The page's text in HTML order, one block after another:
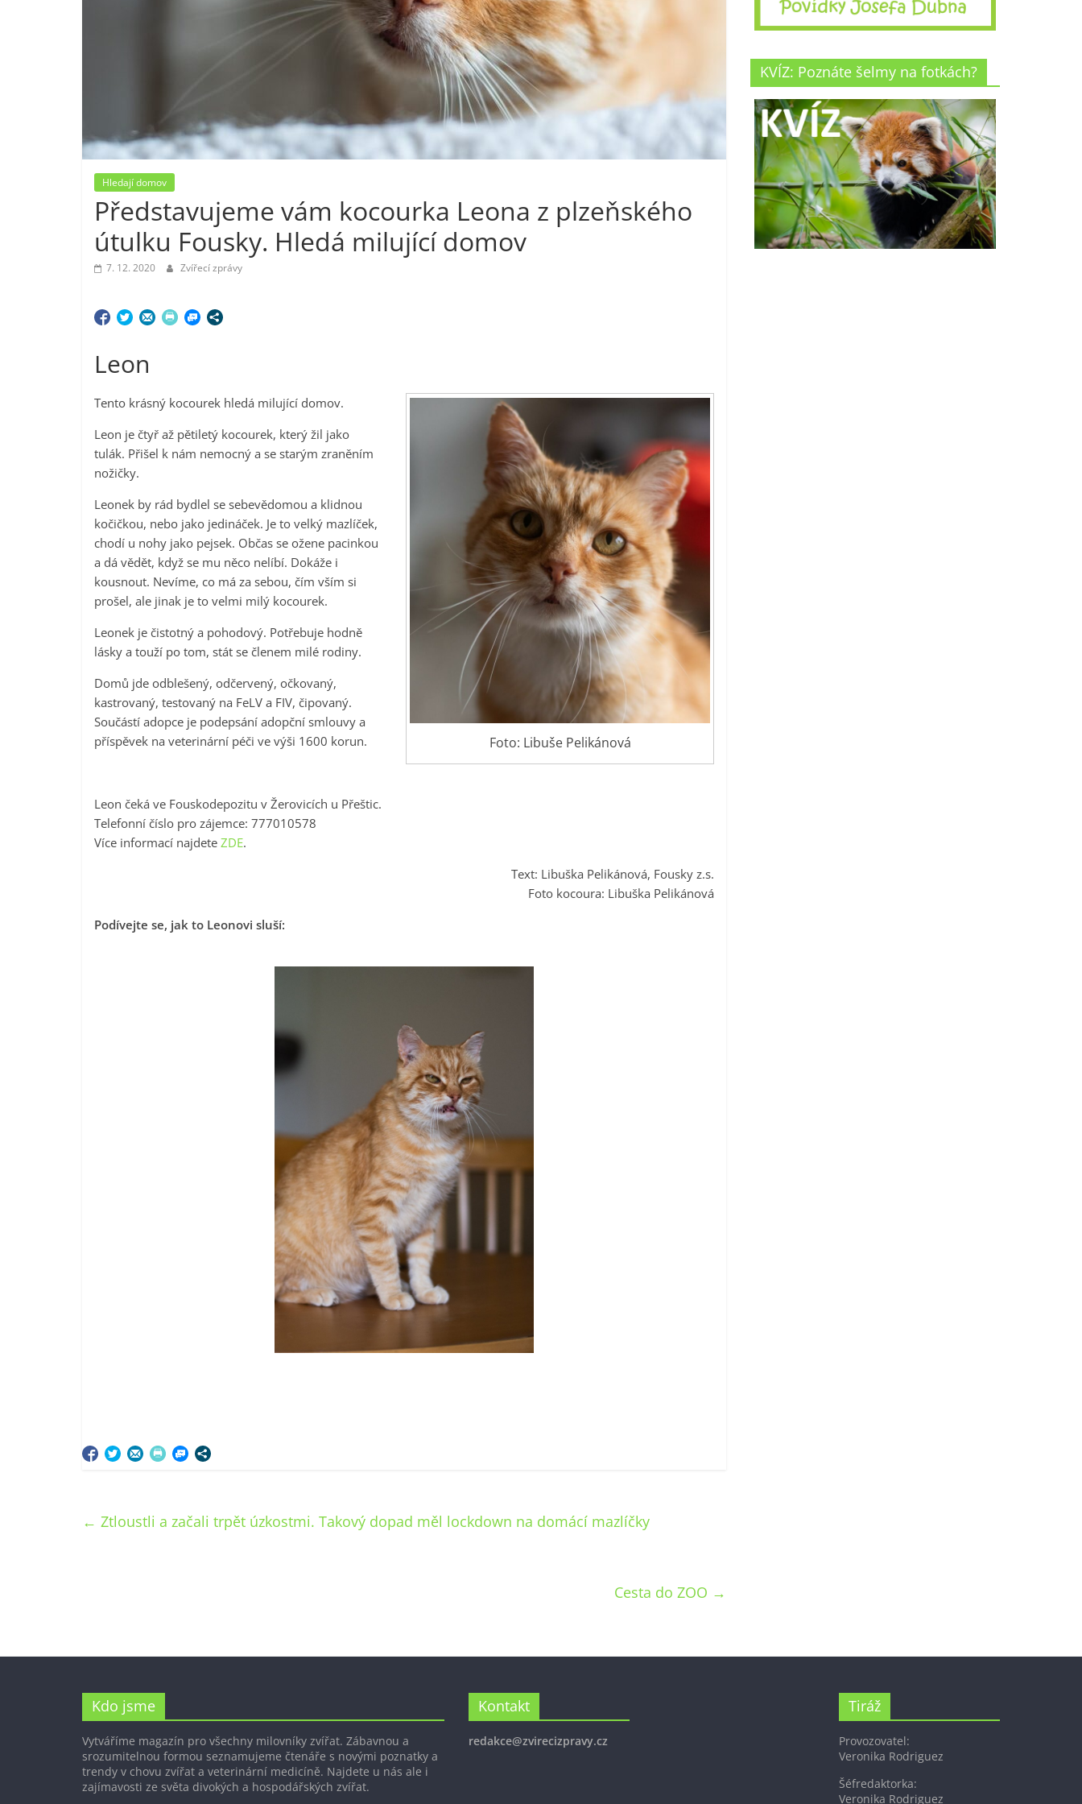
Hledají domov
Představujeme vám kocourka Leona z plzeňského
útulku Fousky. Hledá milující domov
7. 12. 2020 Zvířecí zprávy
Leon
Foto: Libuše Pelikánová
Tento krásný kocourek hledá milující domov.
Leon je čtyř až pětiletý kocourek, který žil jako
tulák. Přišel k nám nemocný a se starým zraněním
nožičky.
Leonek by rád bydlel se sebevědomou a klidnou
kočičkou, nebo jako jedináček. Je to velký mazlíček,
chodí u nohy jako pejsek. Občas se ožene pacinkou
a dá vědět, když se mu něco nelíbí. Dokáže i
kousnout. Nevíme, co má za sebou, čím vším si
prošel, ale jinak je to velmi milý kocourek.
Leonek je čistotný a pohodový. Potřebuje hodně
lásky a touží po tom, stát se členem milé rodiny.
Domů jde odblešený, odčervený, očkovaný,
kastrovaný, testovaný na FeLV a FIV, čipovaný.
Součástí adopce je podepsání adopční smlouvy a
příspěvek na veterinární péči ve výši 1600 korun.
Leon čeká ve Fouskodepozitu v Žerovicích u Přeštic.
Telefonní číslo pro zájemce: 777010578
Více informací najdete ZDE.
Text: Libuška Pelikánová, Fousky z.s.
Foto kocoura: Libuška Pelikánová
Podívejte se, jak to Leonovi sluší:
← Ztloustli a začali trpět úzkostmi. Takový dopad měl lockdown na domácí mazlíčky
Cesta do ZOO →
KVÍZ: Poznáte šelmy na fotkách?
Kdo jsme
Vytváříme magazín pro všechny milovníky zvířat. Zábavnou a
srozumitelnou formou seznamujeme čtenáře s novými poznatky a
trendy v chovu zvířat a veterinární medicíně. Najdete u nás ale i
zajímavosti ze světa divokých a hospodářských zvířat.
Kontakt
redakce@zvirecizpravy.cz
Tiráž
Provozovatel:
Veronika Rodriguez
Šéfredaktorka:
Veronika Rodriguez